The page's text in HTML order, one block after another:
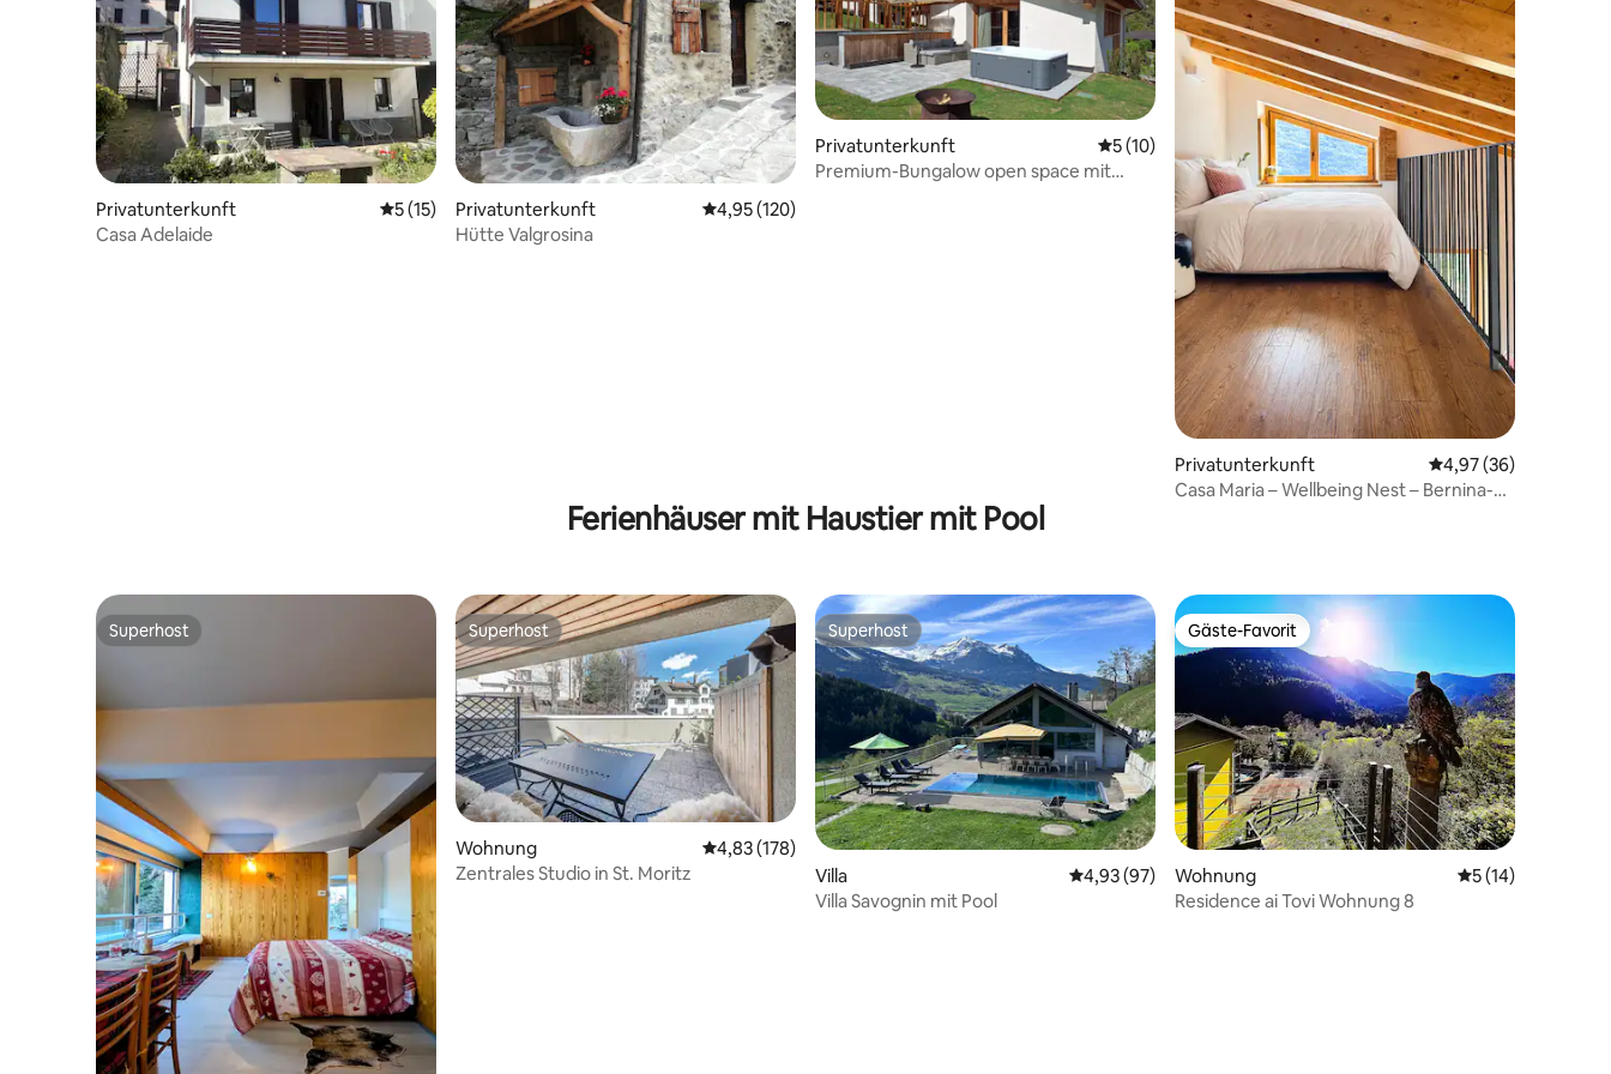
Privatunterkunft Durchschnittliche Bewertung: 5 von 5, 15 Bewertungen
5 (15)
Casa Adelaide
Privatunterkunft Durchschnittliche Bewertung: 4,95 von 5, 120 Bewertungen
4,95 (120)
Hütte Valgrosina
Privatunterkunft Durchschnittliche Bewertung: 5 von 5, 10 Bewertungen
5 (10)
Premium-Bungalow open space mit
Privatunterkunft Durchschnittliche
4,97 (36)
Casa Maria – Wellbeing Nest – Bernina-
Ferienhäuser mit Haustier mit Pool
Superhost
Superhost Superhost
Superhost
Wohnung Durchschnittliche Bewertung: 4,83 von 5, 178 Bewertungen
4,83 (178)
Zentrales Studio in St. Moritz
Superhost
Superhost
Villa Durchschnittliche Bewertung: 4,93 von 5, 97 Bewertungen
4,93 (97)
Villa Savognin mit Pool
Gäste-Favorit
Gäste-Favorit
Wohnung Durchschnittliche
5 (14)
Residence ai Tovi Wohnung 8